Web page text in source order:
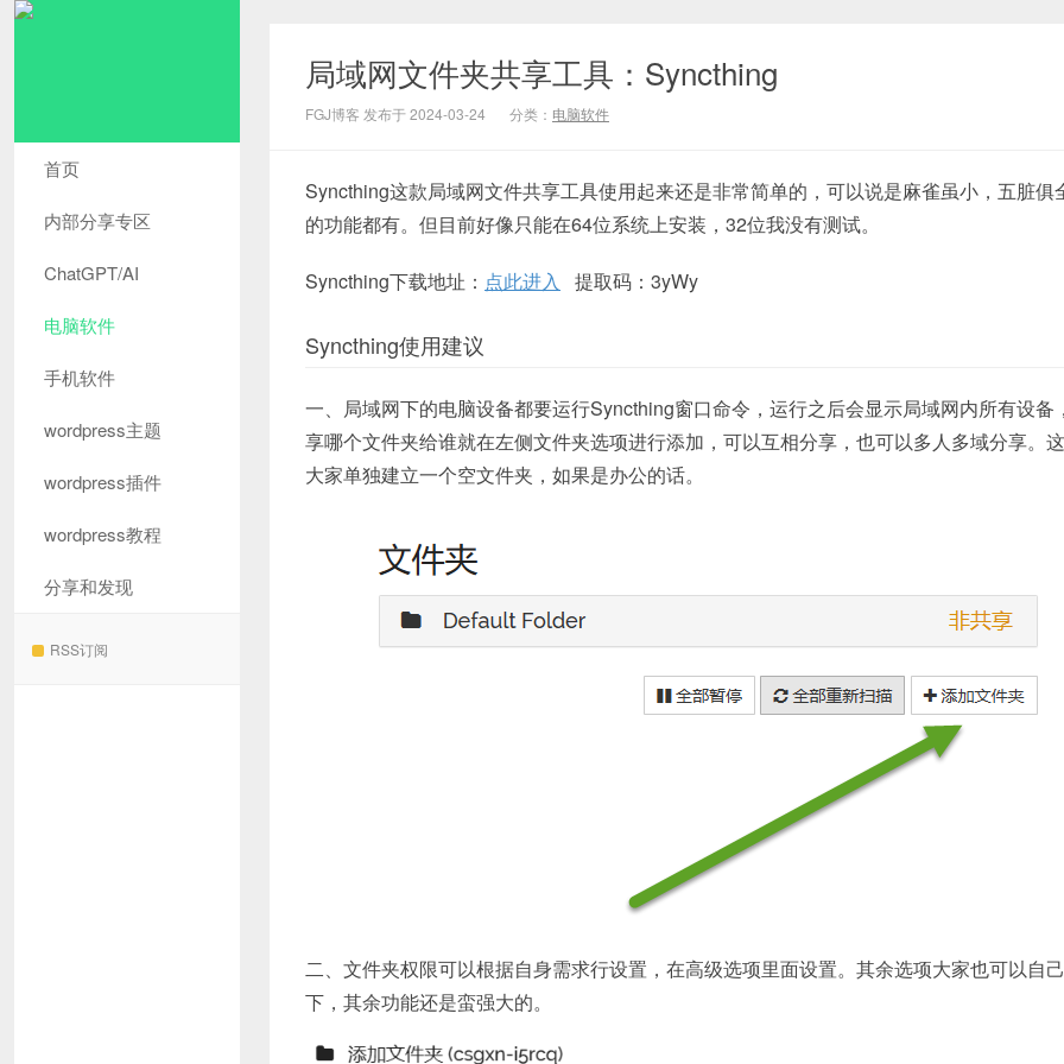
首页
内部分享专区
ChatGPT/AI
电脑软件
手机软件
wordpress主题
wordpress插件
wordpress教程
分享和发现
RSS订阅
局域网文件夹共享工具：Syncthing
FGJ博客 发布于 2024-03-24 分类： 电脑软件
Syncthing这款局域网文件共享工具使用起来还是非常简单的，可以说是麻雀虽小，五脏俱
的功能都有。但目前好像只能在64位系统上安装，32位我没有测试。
Syncthing下载地址： 点此进入 提取码：3yWy
Syncthing使用建议
一、局域网下的电脑设备都要运行Syncthing窗口命令，运行之后会显示局域网内所有设备
享哪个文件夹给谁就在左侧文件夹选项进行添加，可以互相分享，也可以多人多域分享。
大家单独建立一个空文件夹，如果是办公的话。
二、文件夹权限可以根据自身需求行设置，在高级选项里面设置。其余选项大家也可以自
下，其余功能还是蛮强大的。